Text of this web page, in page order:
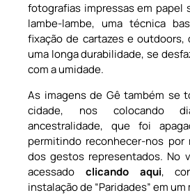
fotografias impressas em papel
lambe-lambe, uma técnica
fixação de cartazes e outdoors,
uma longa durabilidade, se
com a umidade.
As imagens de Gê também se
cidade, nos colocando
ancestralidade, que foi
permitindo reconhecer-nos
dos gestos representados. No
acessado clicando aqui,
instalação de “Paridades” em um